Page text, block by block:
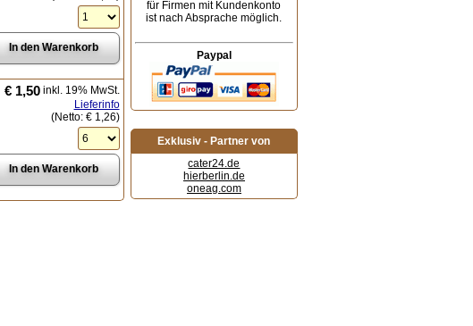
€ 1,50inkl. 19% MwSt.
Lieferinfo
(Netto: € 1,26)
für Firmen mit Kundenkonto
ist nach Absprache möglich.
Paypal
Exklusiv - Partner von
cater24.de
hierberlin.de
oneag.com